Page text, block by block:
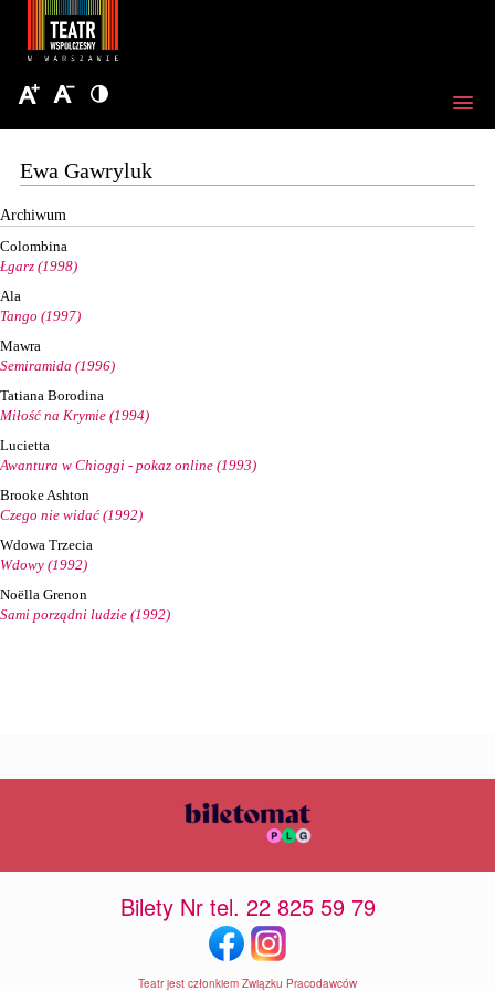
Ewa Gawryluk
Archiwum
Colombina
Łgarz (1998)
Ala
Tango (1997)
Mawra
Semiramida (1996)
Tatiana Borodina
Miłość na Krymie (1994)
Lucietta
Awantura w Chioggi - pokaz online (1993)
Brooke Ashton
Czego nie widać (1992)
Wdowa Trzecia
Wdowy (1992)
Noëlla Grenon
Sami porządni ludzie (1992)
Bilety Nr tel. 22 825 59 79
Teatr jest członkiem Związku Pracodawców